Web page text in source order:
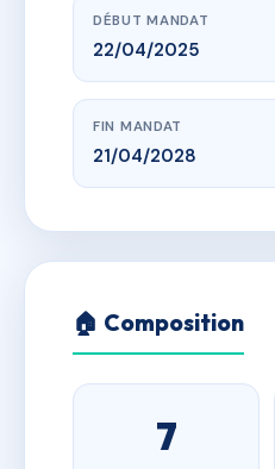
DÉBUT MANDAT
22/04/2025
FIN MANDAT
21/04/2028
🏠 Composition
7